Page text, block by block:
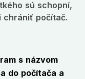
sú schopní,
chrániť počítač.
s názvom
do počítača a